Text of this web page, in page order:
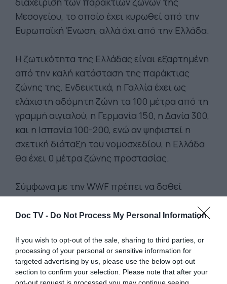
Doc TV - Do Not Process My Personal Information
If you wish to opt-out of the sale, sharing to third parties, or
processing of your personal or sensitive information for
targeted advertising by us, please use the below opt-out
section to confirm your selection. Please note that after your
opt-out request is processed you may continue seeing
Μεσογείου, το οποίο έχει κυρωθεί από την
Ευρωπαϊκή Ένωση, αλλά όχι από την Ελλάδα.
Η ζωτικότητα της Ελλάδας είναι εξαρτημένη
από την καλή κατάσταση της παράκτιας
ζώνης της. Ενδεικτικά, η Γαλλία έχει ως
ελάχιστη αδόμητη ζώνη τα 100 μέτρα από τη
γραμμή αιγιαλού, η Γερμανία 150, η Δανία 300,
και η Ισπανία 100-200, ενώ αν ψηφιστεί η
σχετική διάταξη του νομοσχεδίου, η Ελλάδα
θα έχει 0 μέτρα ζώνης προστασίας.
Σύμφωνα με την WWF πρέπει να δοθεί
προτεραιότητα στις παρακάτω ενέργειες, ως
θεμέλιο για κατεπείγουσα εθνική πολιτική
– Άμεση κύρωση από τη χώρα μας του
Πρωτοκόλλου για την ολοκληρωμένη